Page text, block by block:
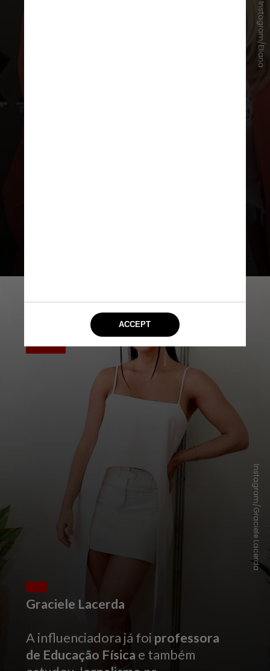
Instagram/Eliana
Graciele Lacerda
A influenciadora já foi professora
de Educação Física e também
Instagram/Graciele Lacerda